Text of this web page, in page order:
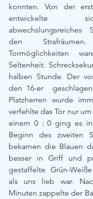
konnten. Von der
entwickelte
abwechslungsreiches
den
Tormöglichkeiten
Seltenheit.
halben Stunde. Der
den 16-er
Platzherren wurde
verfehlte das Tor nur
einem 0 : 0 ging es in
Beginn des zweiten
bekamen die Blauen
besser in Griff und
gestaffelte Grün-
als uns lieb war.
Minuten zappelte der